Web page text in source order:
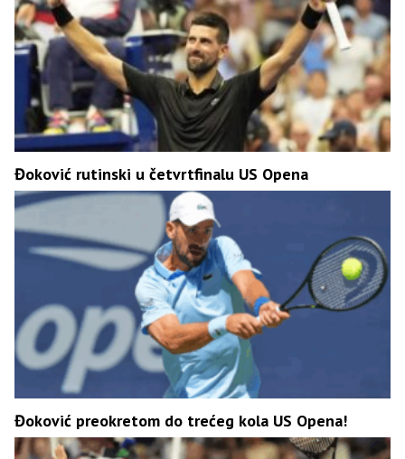
Đoković rutinski u četvrtfinalu US Opena
Đoković preokretom do trećeg kola US Opena!